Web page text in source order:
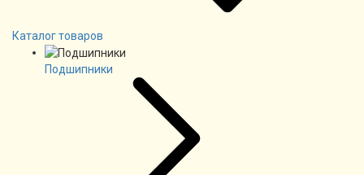
Каталог товаров
Подшипники